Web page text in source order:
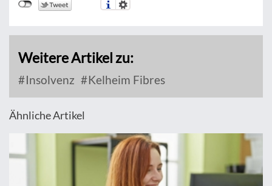
Weitere Artikel zu:
Insolvenz Kelheim Fibres
Ähnliche Artikel